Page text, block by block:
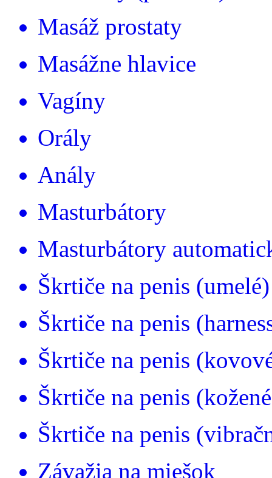
Masáž prostaty
Masážne hlavice
Vagíny
Orály
Anály
Masturbátory
Masturbátory
Škrtiče na penis (umelé)
Škrtiče na penis
Škrtiče na penis
Škrtiče na penis
Škrtiče na penis
Závažia na miešok